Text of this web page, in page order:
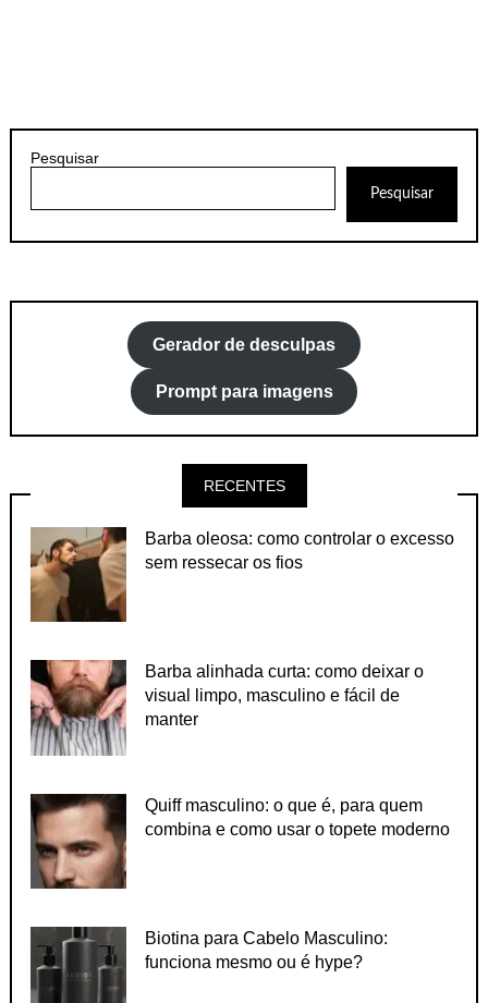
Pesquisar
Pesquisar
Gerador de desculpas
Prompt para imagens
RECENTES
Barba oleosa: como controlar o excesso
sem ressecar os fios
Barba alinhada curta: como deixar o
visual limpo, masculino e fácil de
manter
Quiff masculino: o que é, para quem
combina e como usar o topete moderno
Biotina para Cabelo Masculino:
funciona mesmo ou é hype?